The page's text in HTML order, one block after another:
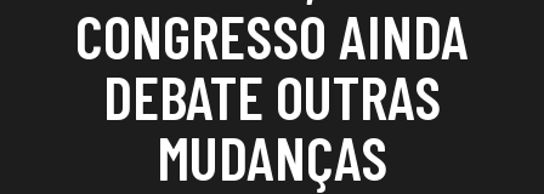
CONGRESSO AINDA
DEBATE OUTRAS
MUDANÇAS